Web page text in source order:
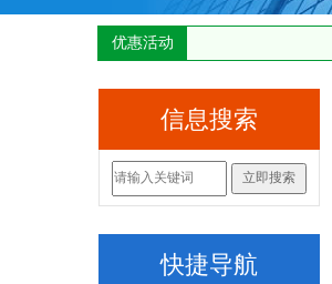
优惠活动
信息搜索
快捷导航